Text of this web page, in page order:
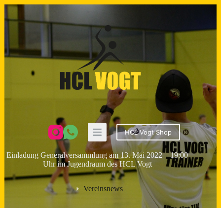
Zum
Inhalt
HCL Vogt Shop
Einladung Generalversammlung am 13. Mai 2022 – 19:00
Uhr im Jugendraum des HCL Vogt
Vereinsnews